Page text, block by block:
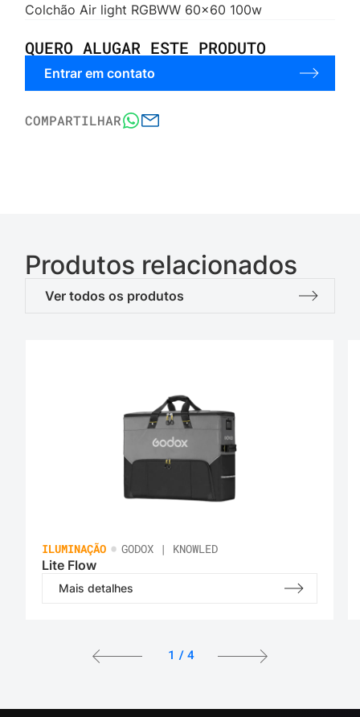
Colchão Air light RGBWW 60x60 100w
QUERO ALUGAR ESTE PRODUTO
Entrar em contato
COMPARTILHAR
Produtos relacionados
Ver todos os produtos
ILUMINAÇÃO •GODOX | KNOWLED
Lite Flow
Mais detalhes
1 / 4